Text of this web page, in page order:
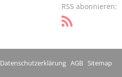
RSS abonnieren:
Datenschutzerklärung AGB Sitemap